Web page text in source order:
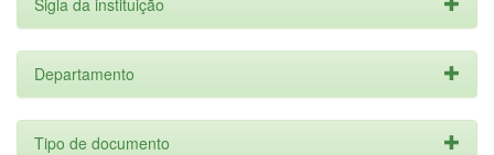
Sigla da instituição
Departamento
Tipo de documento